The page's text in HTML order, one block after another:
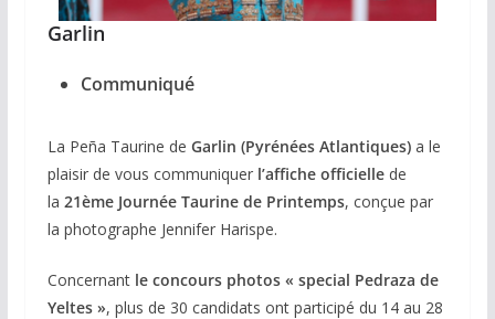
Garlin
Communiqué
La Peña Taurine de Garlin (Pyrénées Atlantiques)a le
plaisir de vous communiquer l’affiche officiellede
la 21ème Journée Taurine de Printemps, conçue par
la photographe Jennifer Harispe.
Concernant le concours photos « special Pedraza de
Yeltes », plus de 30 candidats ont participé du 14 au 28